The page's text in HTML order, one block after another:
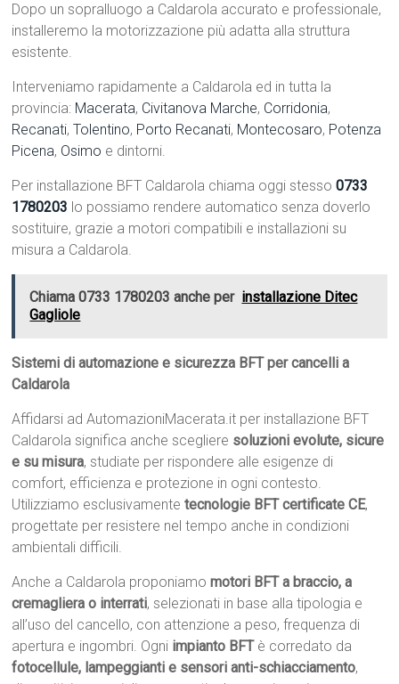
Dopo un sopralluogo a Caldarola accurato e professionale,
installeremo la motorizzazione più adatta alla struttura
esistente.
Interveniamo rapidamente a Caldarola ed in tutta la
provincia: Macerata, Civitanova Marche, Corridonia,
Recanati,Tolentino, Porto Recanati, Montecosaro, Potenza
Picena, Osimo e dintorni.
Per installazione BFT Caldarola chiama oggi stesso0733
1780203 lo possiamo rendere automatico senza doverlo
sostituire, grazie a motori compatibili e installazioni su
misura a Caldarola.
Chiama 0733 1780203 anche per installazione Ditec
Gagliole
Sistemi di automazione e sicurezza BFT per cancelli a
Caldarola
Affidarsi ad AutomazioniMacerata.it per installazione BFT
Caldarola significa anche scegliere soluzioni evolute, sicure
e su misura, studiate per rispondere alle esigenze di
comfort, efficienza e protezione in ogni contesto.
Utilizziamo esclusivamentetecnologie BFT certificate CE,
progettate per resistere nel tempo anche in condizioni
ambientali difficili.
Anche a Caldarola proponiamomotori BFT a braccio, a
cremagliera o interrati, selezionati in base alla tipologia e
all’uso del cancello, con attenzione a peso, frequenza di
apertura e ingombri. Ogni impianto BFTè corredato da
fotocellule, lampeggianti e sensori anti-schiacciamento,